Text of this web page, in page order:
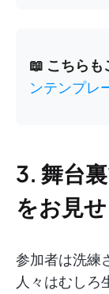
📖 こちらも
ンテンプレ
3. 舞台
をお見
参加者は洗練
人々はむしろ